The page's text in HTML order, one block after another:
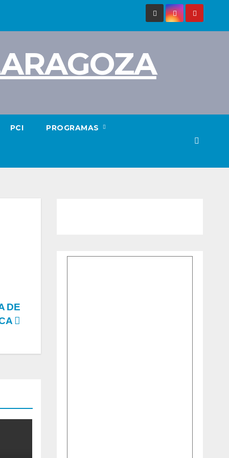
PCI PROGRAMAS
DE